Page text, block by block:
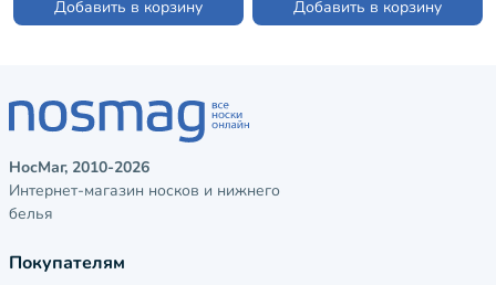
Добавить в корзину
Добавить в корзину
НосМаг, 2010-2026
Интернет-магазин носков и нижнего
белья
Покупателям